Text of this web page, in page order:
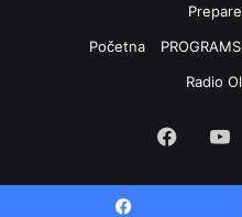
Početna
Radio